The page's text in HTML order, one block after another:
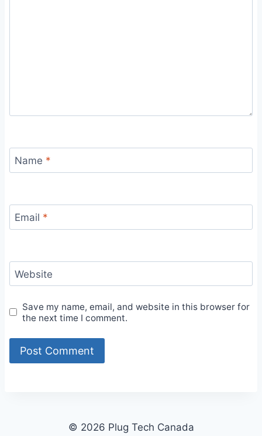
Name *
Email *
Website
Save my name, email, and website in this browser for
the next time I comment.
© 2026 Plug Tech Canada